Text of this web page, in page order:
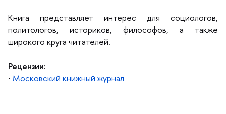
Книга представляет интерес для социологов,
политологов, историков, философов, а также
широкого круга читателей.
Рецензии:
• Московский книжный журнал